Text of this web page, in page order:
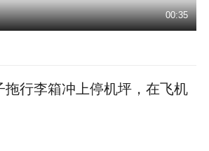
00:35
拖行李箱冲上停机坪，在飞机